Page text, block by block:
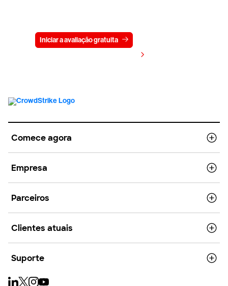
Iniciar a avaliação gratuita
Comece agora
Empresa
Parceiros
Clientes atuais
Suporte